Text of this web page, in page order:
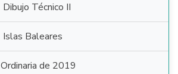
Dibujo Técnico II
Islas Baleares
Ordinaria de 2019